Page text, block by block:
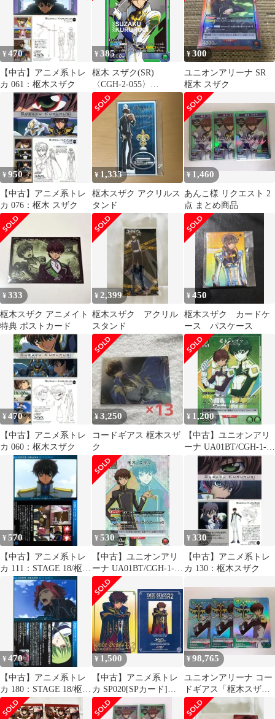
¥470
【中古】アニメ系トレ
カ 061：枢木スザク
¥385
枢木 スザク(SR)
〈CGH-2-055〉
[EX02BT]ユニオンアリ
ーナ （B）
¥300
ユニオンアリーナ SR
枢木 スザク
¥950
【中古】アニメ系トレ
カ 076：枢木 スザク
¥ 1,333
枢木スザク アクリルス
タンド
¥ 1,460
あんこ様 リクエスト 2
点 まとめ商品
¥333
枢木スザク アニメイト
特典 ポストカード
¥ 2,399
枢木スザク アクリル
スタンド
¥450
枢木スザク カードケ
ース パスケース
¥470
【中古】アニメ系トレ
カ 060：枢木スザク
¥3,250
コードギアス 枢木スザ
ク
¥ 1,200
【中古】ユニオンアリ
ーナ UA01BT/CGH-1-
036[SR★]：(キラ)枢木
スザク
¥570
【中古】アニメ系トレ
カ 111：STAGE 18/枢木
スザク に 命じる
¥530
【中古】ユニオンアリ
ーナ UA01BT/CGH-1-
074[SR★]：(キラ)枢木
スザク
¥330
【中古】アニメ系トレ
カ 130：枢木スザク
¥470
【中古】アニメ系トレ
カ 180：STAGE 18/枢木
スザク に 命じる
¥ 1,500
【中古】アニメ系トレ
カ SP020[SPカード]：
枢木 スザク
¥98,765
ユニオンアリーナ コー
ドギアス「枢木スザ
ク」《プロモーション
カード》３枚セット